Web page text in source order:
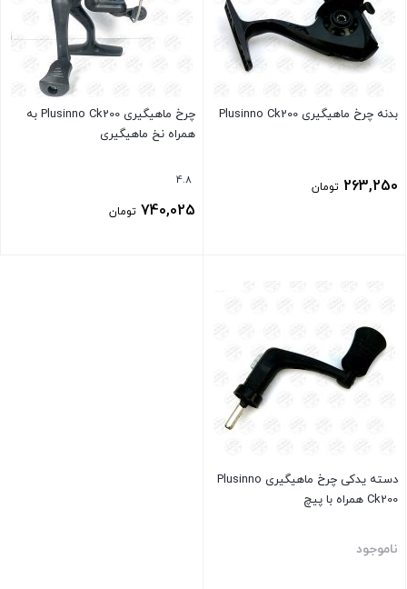
بدنه چرخ ماهیگیری Plusinno Ck200
263,250 تومان
چرخ ماهیگیری Plusinno Ck200 به
همراه نخ ماهیگیری
4.8
740,025 تومان
دسته یدکی چرخ ماهیگیری Plusinno
Ck200 همراه با پیچ
ناموجود